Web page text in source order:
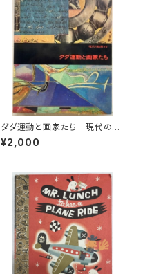
ダダ運動と画家たち 現代の絵
画16 1973年 平凡社
¥2,000